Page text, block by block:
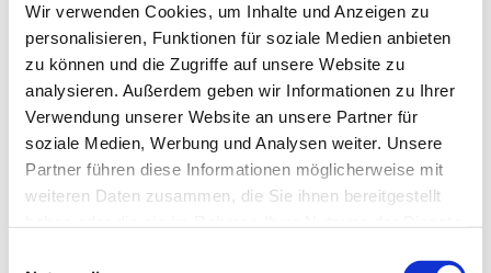
Wir verwenden Cookies, um Inhalte und Anzeigen zu
personalisieren, Funktionen für soziale Medien anbieten
zu können und die Zugriffe auf unsere Website zu
analysieren. Außerdem geben wir Informationen zu Ihrer
Verwendung unserer Website an unsere Partner für
soziale Medien, Werbung und Analysen weiter. Unsere
Partner führen diese Informationen möglicherweise mit
weiteren Daten zusammen, die Sie ihnen bereitgestellt
Dies könnte Sie auch interessieren